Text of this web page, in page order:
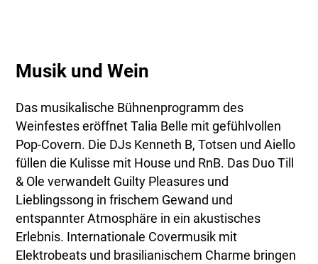
Musik und Wein
Das musikalische Bühnenprogramm des
Weinfestes eröffnet Talia Belle mit gefühlvollen
Pop-Covern. Die DJs Kenneth B, Totsen und Aiello
füllen die Kulisse mit House und RnB. Das Duo Till
& Ole verwandelt Guilty Pleasures und
Lieblingssong in frischem Gewand und
entspannter Atmosphäre in ein akustisches
Erlebnis. Internationale Covermusik mit
Elektrobeats und brasilianischem Charme bringen